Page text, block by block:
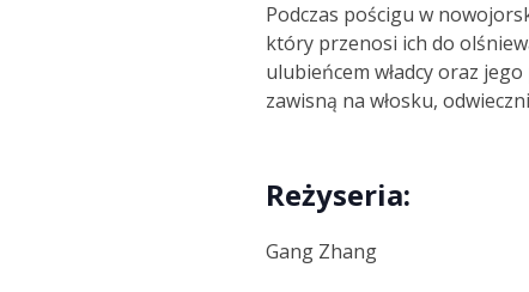
Podczas pościgu w
który przenosi ich do
ulubieńcem władcy oraz
zawisną na włosku,
Reżyseria:
Gang Zhang